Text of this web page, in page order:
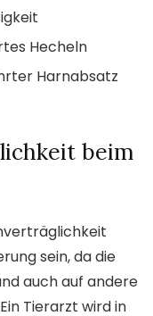
Hecheln
Harnabsatz
beim
sein, da die
auch auf andere
Tierarzt wird in